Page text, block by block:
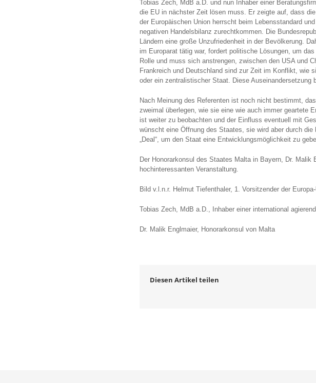
Tobias Zech, MdB a.D. und nun Inhaber einer
die EU in nächster Zeit lösen muss. Er zeigte auf, dass
der Europäischen Union herrscht beim Lebensstandard
negativen Handelsbilanz zurechtkommen. Die
Ländern eine große Unzufriedenheit in der Bevölkerung.
im Europarat tätig war, fordert politische Lösungen, um
Rolle und muss sich anstrengen, zwischen den USA und
Frankreich und Deutschland sind zur Zeit im Konflikt, wie
oder ein zentralistischer Staat. Diese Auseinandersetzung
Nach Meinung des Referenten ist noch nicht bestimmt,
zweimal überlegen, wie sie eine wie auch immer geartete
ist weiter zu beobachten und der Einfluss eventuell mit
wünscht eine Öffnung des Staates, sie wird aber durch
„Deal“, um den Staat eine Entwicklungsmöglichkeit zu
Der Honorarkonsul des Staates Malta in Bayern, Dr.
hochinteressanten Veranstaltung.
Bild v.l.n.r. Helmut Tiefenthaler, 1. Vorsitzender der
Tobias Zech, MdB a.D., Inhaber einer international
Dr. Malik Englmaier, Honorarkonsul von Malta
Diesen Artikel teilen